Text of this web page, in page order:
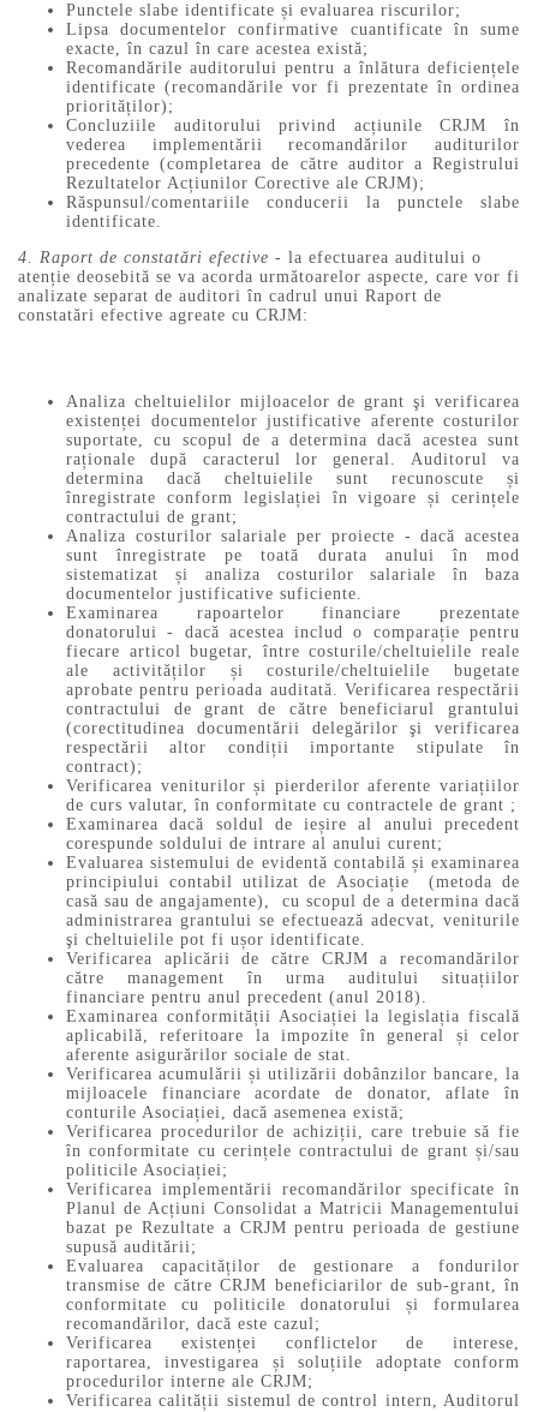
Punctele slabe identificate și evaluarea riscurilor;
Lipsa documentelor confirmative cuantificate în sume
exacte, în cazul în care acestea există;
Recomandările auditorului pentru a înlătura deficiențele
identificate (recomandările vor fi prezentate în ordinea
priorităților);
Concluziile auditorului privind acțiunile CRJM în
vederea implementării recomandărilor auditurilor
precedente (completarea de către auditor a Registrului
Rezultatelor Acțiunilor Corective ale CRJM);
Răspunsul/comentariile conducerii la punctele slabe
identificate.
4. Raport de constatări efective - la efectuarea auditului o
atenție deosebită se va acorda următoarelor aspecte, care vor fi
analizate separat de auditori în cadrul unui Raport de
constatări efective agreate cu CRJM:
Analiza cheltuielilor mijloacelor de grant şi verificarea
existenței documentelor justificative aferente costurilor
suportate, cu scopul de a determina dacă acestea sunt
raționale după caracterul lor general. Auditorul va
determina dacă cheltuielile sunt recunoscute și
înregistrate conform legislației în vigoare și cerințele
contractului de grant;
Analiza costurilor salariale per proiecte - dacă acestea
sunt înregistrate pe toată durata anului în mod
sistematizat și analiza costurilor salariale în baza
documentelor justificative suficiente.
Examinarea rapoartelor financiare prezentate
donatorului - dacă acestea includ o comparație pentru
fiecare articol bugetar, între costurile/cheltuielile reale
ale activităților și costurile/cheltuielile bugetate
aprobate pentru perioada auditată. Verificarea respectării
contractului de grant de către beneficiarul grantului
(corectitudinea documentării delegărilor şi verificarea
respectării altor condiții importante stipulate în
contract);
Verificarea veniturilor și pierderilor aferente variațiilor
de curs valutar, în conformitate cu contractele de grant ;
Examinarea dacă soldul de ieșire al anului precedent
corespunde soldului de intrare al anului curent;
Evaluarea sistemului de evidentă contabilă și examinarea
principiului contabil utilizat de Asociație (metoda de
casă sau de angajamente), cu scopul de a determina dacă
administrarea grantului se efectuează adecvat, veniturile
şi cheltuielile pot fi ușor identificate.
Verificarea aplicării de către CRJM a recomandărilor
către management în urma auditului situațiilor
financiare pentru anul precedent (anul 2018).
Examinarea conformității Asociației la legislația fiscală
aplicabilă, referitoare la impozite în general și celor
aferente asigurărilor sociale de stat.
Verificarea acumulării și utilizării dobânzilor bancare, la
mijloacele financiare acordate de donator, aflate în
conturile Asociației, dacă asemenea există;
Verificarea procedurilor de achiziții, care trebuie să fie
în conformitate cu cerințele contractului de grant și/sau
politicile Asociației;
Verificarea implementării recomandărilor specificate în
Planul de Acțiuni Consolidat a Matricii Managementului
bazat pe Rezultate a CRJM pentru perioada de gestiune
supusă auditării;
Evaluarea capacităților de gestionare a fondurilor
transmise de către CRJM beneficiarilor de sub-grant, în
conformitate cu politicile donatorului și formularea
recomandărilor, dacă este cazul;
Verificarea existenței conflictelor de interese,
raportarea, investigarea și soluțiile adoptate conform
procedurilor interne ale CRJM;
Verificarea calității sistemul de control intern, Auditorul